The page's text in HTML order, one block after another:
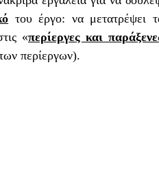
του έργο: να μετατρέψει
«περίεργες και
περίεργων).